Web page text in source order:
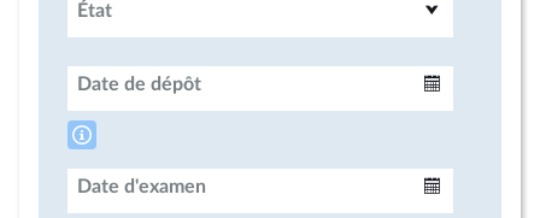
État
Date de dépôt
Date d'examen